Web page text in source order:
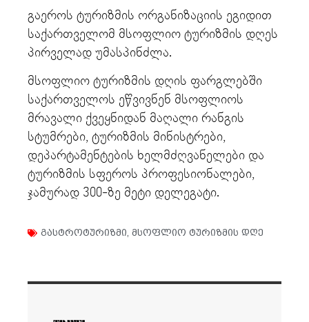
გაეროს ტურიზმის ორგანიზაციის ეგიდით
საქართველომ მსოფლიო ტურიზმის დღეს
პირველად უმასპინძლა.
მსოფლიო ტურიზმის დღის ფარგლებში
საქართველოს ეწვივნენ მსოფლიოს
მრავალი ქვეყნიდან მაღალი რანგის
სტუმრები, ტურიზმის მინისტრები,
დეპარტამენტების ხელმძღვანელები და
ტურიზმის სფეროს პროფესიონალები,
ჯამურად 300-ზე მეტი დელეგატი.
გასტროტურიზმი, მსოფლიო ტურიზმის დღე